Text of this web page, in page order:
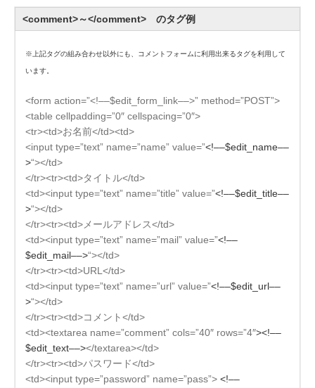
<comment>～</comment> のタグ例
※上記タグの組み合わせ以外にも、コメントフォームに利用出来るタグを利用して
います。
<form action=”<!––$edit_form_link––>” method=”POST”>
<table cellpadding=”0″ cellspacing=”0″>
<tr><td>お名前</td><td>
<input type=”text” name=”name” value=”<!––$edit_name––
>“></td>
</tr><tr><td>タイトル</td>
<td><input type=”text” name=”title” value=”<!––$edit_title––
>“></td>
</tr><tr><td>メールアドレス</td>
<td><input type=”text” name=”mail” value=”<!––
$edit_mail––>“></td>
</tr><tr><td>URL</td>
<td><input type=”text” name=”url” value=”<!––$edit_url––
>“></td>
</tr><tr><td>コメント</td>
<td><textarea name=”comment” cols=”40″ rows=”4″><!––
$edit_text––></textarea></td>
</tr><tr><td>パスワード</td>
<td><input type=”password” name=”pass”> <!––